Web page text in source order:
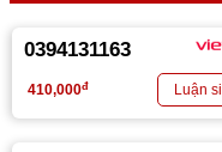
0394131163
410,000đ